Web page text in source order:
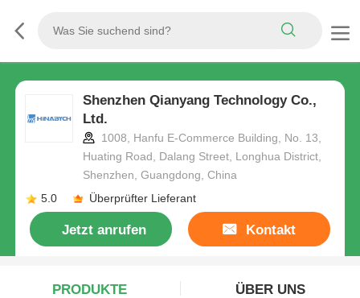
Shenzhen Qianyang Technology Co.,
Ltd.
1008, Hanfu E-Commerce Building, No. 13,
Huating Road, Dalang Street, Longhua District,
Shenzhen, Guangdong, China
5.0
Überprüfter Lieferant
Jetzt anrufen Kontakt
PRODUKTE ÜBER UNS